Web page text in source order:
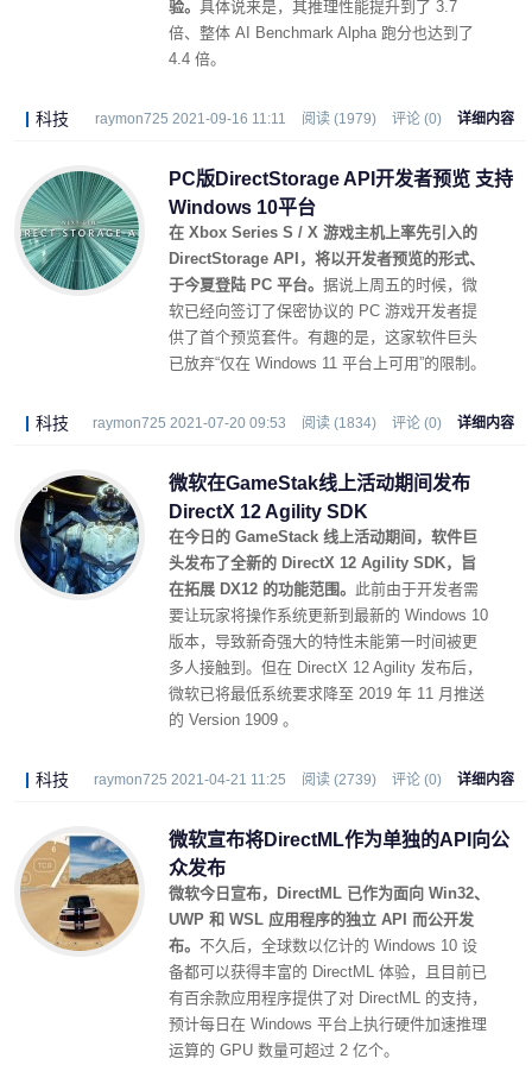
验。 具体说来是，其推理性能提升到了 3.7
倍、整体 AI Benchmark Alpha 跑分也达到了
4.4 倍。
科技 raymon725 2021-09-16 11:11 阅读 (1979) 评论 (0) 详细内容
PC版DirectStorage API开发者预览 支持
Windows 10平台
在 Xbox Series S / X 游戏主机上率先引入的
DirectStorage API，将以开发者预览的形式、
于今夏登陆 PC 平台。 据说上周五的时候，微
软已经向签订了保密协议的 PC 游戏开发者提
供了首个预览套件。有趣的是，这家软件巨头
已放弃“仅在 Windows 11 平台上可用”的限制。
科技 raymon725 2021-07-20 09:53 阅读 (1834) 评论 (0) 详细内容
微软在GameStak线上活动期间发布
DirectX 12 Agility SDK
在今日的 GameStack 线上活动期间，软件巨
头发布了全新的 DirectX 12 Agility SDK，旨
在拓展 DX12 的功能范围。 此前由于开发者需
要让玩家将操作系统更新到最新的 Windows 10
版本，导致新奇强大的特性未能第一时间被更
多人接触到。但在 DirectX 12 Agility 发布后，
微软已将最低系统要求降至 2019 年 11 月推送
的 Version 1909 。
科技 raymon725 2021-04-21 11:25 阅读 (2739) 评论 (0) 详细内容
微软宣布将DirectML作为单独的API向公
众发布
微软今日宣布，DirectML 已作为面向 Win32、
UWP 和 WSL 应用程序的独立 API 而公开发
布。 不久后，全球数以亿计的 Windows 10 设
备都可以获得丰富的 DirectML 体验，且目前已
有百余款应用程序提供了对 DirectML 的支持，
预计每日在 Windows 平台上执行硬件加速推理
运算的 GPU 数量可超过 2 亿个。